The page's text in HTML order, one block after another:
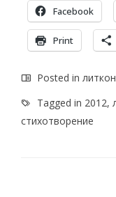
Facebook
Print
Posted in литкон
Tagged in 2012,
стихотворение